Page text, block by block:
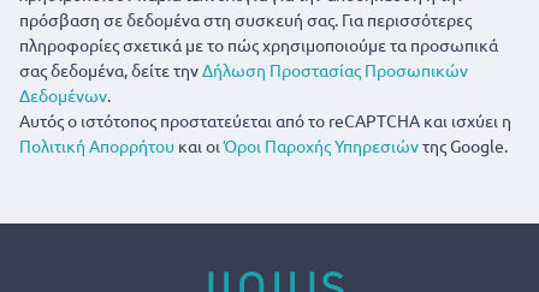
πρόσβαση σε δεδομένα στη συσκευή σας. Για περισσότερες
πληροφορίες σχετικά με το πώς χρησιμοποιούμε τα προσωπικά
σας δεδομένα, δείτε τηνΔήλωση Προστασίας Προσωπικών
Δεδομένων.
Αυτός ο ιστότοπος προστατεύεται από το reCAPTCHA και ισχύει η
Πολιτική Απορρήτου και οιΌροι Παροχής Υπηρεσιώντης Google.